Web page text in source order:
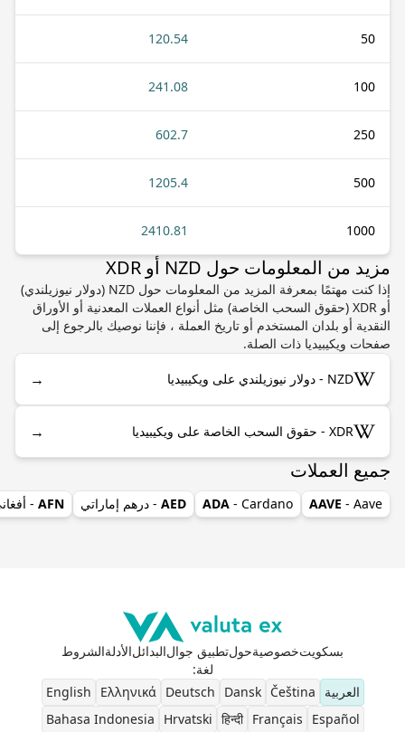
50
120.54
100
241.08
250
602.7
500
1205.4
1000
2410.81
مزيد من المعلومات حول NZD أو XDR
إذا كنت مهتمًا بمعرفة المزيد من المعلومات حول NZD (دولار نيوزيلندي)
أو XDR (حقوق السحب الخاصة) مثل أنواع العملات المعدنية أو الأوراق
النقدية أو بلدان المستخدم أو تاريخ العملة ، فإننا نوصيك بالرجوع إلى
صفحات ويكيبيديا ذات الصلة.
NZD - دولار نيوزيلندي على ويكيبيديا →
XDR - حقوق السحب الخاصة على ويكيبيديا →
جميع العملات
AAVE - Aave
ADA - Cardano
AED - درهم إماراتي AFN
-
بسكويتخصوصيةحولتطبيق جوالالبدائلالأدلةالشروط
لغة:
العربية
Čeština
Dansk
Deutsch
Ελληνικά
English
Español
Français
हिन्दी
Hrvatski
Bahasa Indonesia